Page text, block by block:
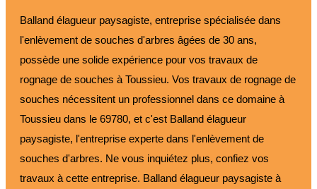
Balland élagueur paysagiste, entreprise spécialisée dans
l'enlèvement de souches d'arbres âgées de 30 ans,
possède une solide expérience pour vos travaux de
rognage de souches à Toussieu. Vos travaux de rognage de
souches nécessitent un professionnel dans ce domaine à
Toussieu dans le 69780, et c'est Balland élagueur
paysagiste, l'entreprise experte dans l'enlèvement de
souches d'arbres. Ne vous inquiétez plus, confiez vos
travaux à cette entreprise. Balland élagueur paysagiste à